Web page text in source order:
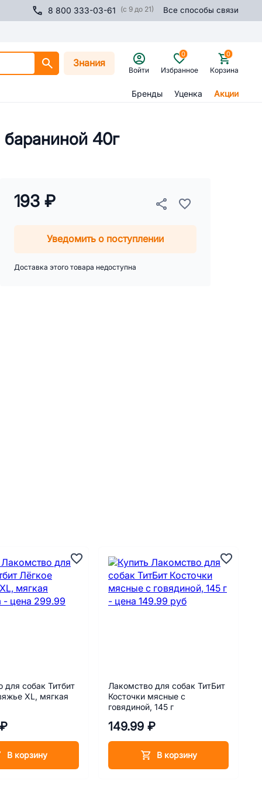
8 800 333-03-61 (с 9 до 21) Все способы связи
Знания
Войти Избранное
0
Корзина
0
Бренды Уценка Акции
40г
193 ₽
Уведомить о поступлении
Доставка этого товара недоступна
для собак Титбит
XL, мягкая
В корзину
Лакомство для собак ТитБит
Косточки мясные с
говядиной, 145 г
149.99 ₽
В корзину